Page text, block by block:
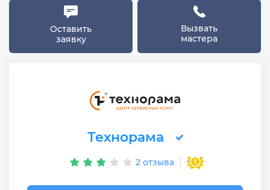
Оставить
заявку
Вызвать
мастера
Технорама
2 отзыва